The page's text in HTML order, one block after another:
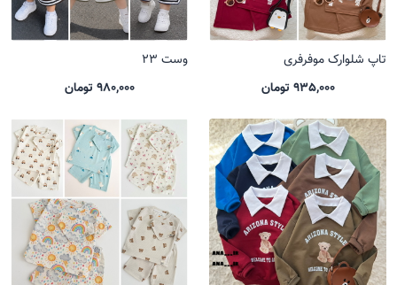
تاپ شلوارک موفرفری
935,000 تومان
وست 23
980,000 تومان